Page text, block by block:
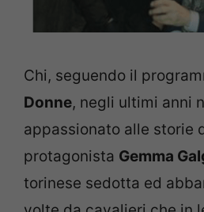
Chi, seguendo il
Donne, negli ultimi anni
appassionato alle storie
protagonista Gemma
torinese sedotta ed